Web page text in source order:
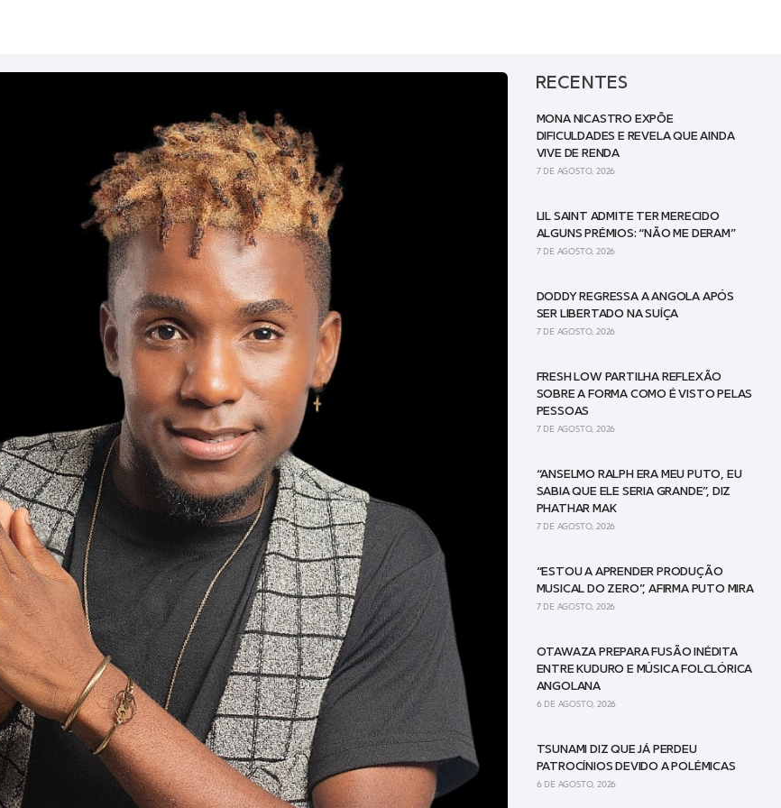
RECENTES
MONA NICASTRO EXPÕE
DIFICULDADES E REVELA QUE AINDA
VIVE DE RENDA
7 DE AGOSTO, 2026
LIL SAINT ADMITE TER MERECIDO
ALGUNS PRÉMIOS: “NÃO ME DERAM”
7 DE AGOSTO, 2026
DODDY REGRESSA A ANGOLA APÓS
SER LIBERTADO NA SUÍÇA
7 DE AGOSTO, 2026
FRESH LOW PARTILHA REFLEXÃO
SOBRE A FORMA COMO É VISTO PELAS
PESSOAS
7 DE AGOSTO, 2026
“ANSELMO RALPH ERA MEU PUTO, EU
SABIA QUE ELE SERIA GRANDE”, DIZ
PHATHAR MAK
7 DE AGOSTO, 2026
“ESTOU A APRENDER PRODUÇÃO
MUSICAL DO ZERO”, AFIRMA PUTO MIRA
7 DE AGOSTO, 2026
OTAWAZA PREPARA FUSÃO INÉDITA
ENTRE KUDURO E MÚSICA FOLCLÓRICA
ANGOLANA
6 DE AGOSTO, 2026
TSUNAMI DIZ QUE JÁ PERDEU
PATROCÍNIOS DEVIDO A POLÉMICAS
6 DE AGOSTO, 2026